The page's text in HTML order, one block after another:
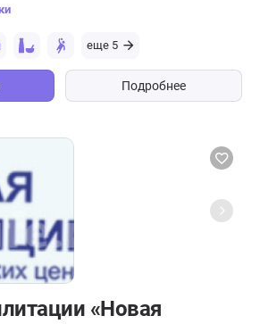
еще 5
Подробнее
«Новая